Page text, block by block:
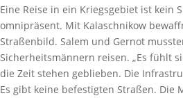
Eine Reise in ein Kriegsgebiet ist kein
omnipräsent. Mit Kalaschnikow
Straßenbild. Salem und Gernot
Sicherheitsmännern reisen. „Es fühlt
die Zeit stehen geblieben. Die
Es gibt keine befestigten Straßen. Die